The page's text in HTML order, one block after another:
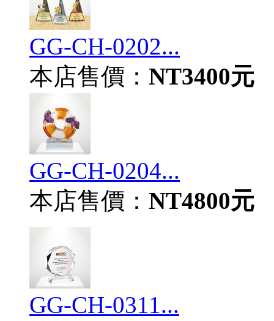
GG-CH-0202...
本店售價： NT3400元
GG-CH-0204...
本店售價： NT4800元
GG-CH-0311...